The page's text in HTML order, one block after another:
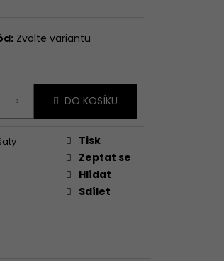
Zvolte variantu
DO KOŠÍKU
Tisk
Zeptat se
Hlídat
Sdílet